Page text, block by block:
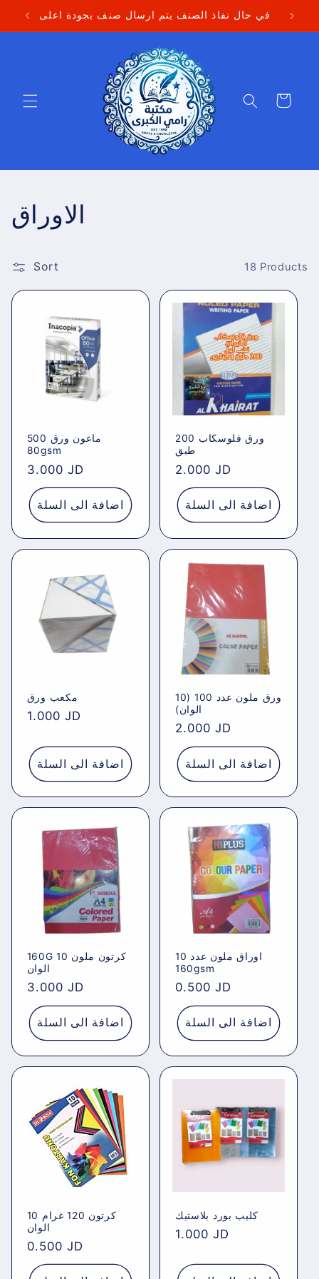
Skip to
content
في حال نفاذ الصنف يتم ارسال صنف بجودة اعلى
Cart
C
l
l
:
الاوراق
Sort 18 Products
ماعون ورق 500
80gsm
Regular
price
3.000 JD
اضافة الى السلة
ورق فلوسكاب 200
طبق
Regular
price
2.000 JD
اضافة الى السلة
مكعب ورق
Regular
1.000 JD
اضافة الى السلة
ورق ملون عدد 100 (10
الوان)
Regular
price
2.000 JD
اضافة الى السلة
160G كرتون ملون 10
الوان
Regular
price
3.000 JD
اضافة الى السلة
اوراق ملون عدد 10
160gsm
Regular
price
0.500 JD
اضافة الى السلة
كرتون 120 غرام 10
الوان
Regular
price
0.500 JD
كليب بورد بلاستيك
Regular
1.000 JD